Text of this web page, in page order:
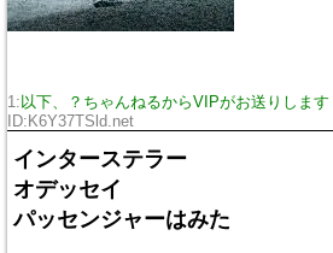
1: 以下、？ちゃんねるからVIPがお送りします
ID:K6Y37TSld.net
インターステラー
オデッセイ
パッセンジャーはみた